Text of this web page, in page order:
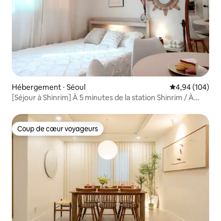
Hébergement ⋅ Séoul Évaluation
4,94 (104)
[Séjour à Shinrim] À 5 minutes de la station Shinrim / À
pédestre / À 20 minutes de Hongdae et Gangnam /
Myeong-dong et Seongsu / du palais Gyeongbokgung /
de la K-pop
Coup de cœur voyageurs
Coup de cœur voyageurs